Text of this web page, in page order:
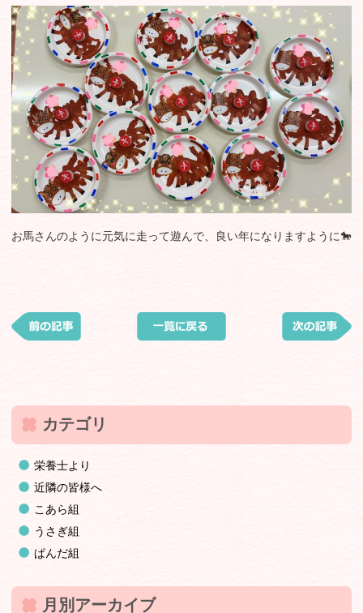
お馬さんのように元気に走って遊んで、良い年になりますように🐎
カテゴリ
栄養士より
近隣の皆様へ
こあら組
うさぎ組
ぱんだ組
月別アーカイブ